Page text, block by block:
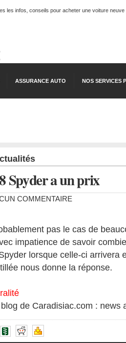
les infos, conseils pour acheter une voiture
ASSURANCE AUTO NOS SERVICES
Spyder a un prix
COMMENTAIRE
pas le cas de
impatience de savoir
lorsque celle-ci arrivera
nous donne la réponse.
de Caradisiac.com : news